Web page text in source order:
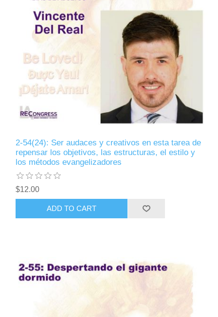
2-54(24): Ser audaces y creativos en esta tarea de
repensar los objetivos, las estructuras, el estilo y
los métodos evangelizadores
$12.00
ADD TO CART